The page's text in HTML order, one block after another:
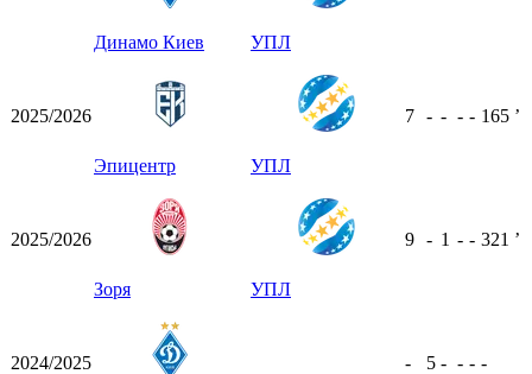
Динамо Киев УПЛ
2025/2026
Эпицентр УПЛ
7 - - - - 165 ʼ
2025/2026
Зоря УПЛ
9 - 1 - - 321 ʼ
2024/2025 - 5 - - - -